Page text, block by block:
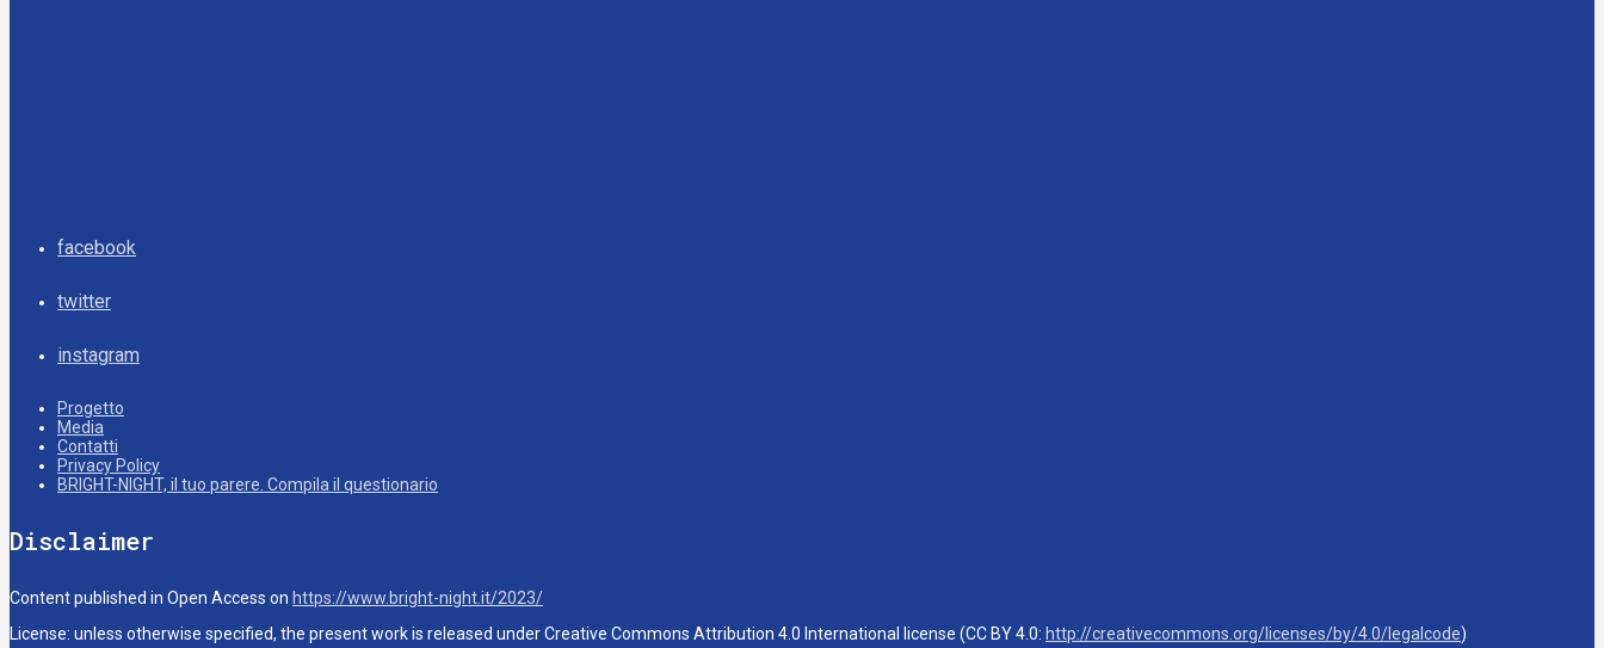
facebook
twitter
instagram
Progetto
Media
Contatti
Privacy Policy
BRIGHT-NIGHT, il tuo parere. Compila il questionario
Disclaimer
Content published in Open Access on https://www.bright-night.it/2023/
License: unless otherwise specified, the present work is released under Creative Commons Attribution 4.0 International license (CC BY 4.0: http://creativecommons.org/licenses/by/4.0/legalcode)